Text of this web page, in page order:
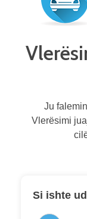
Ju
Vlerësimi
Si ishte